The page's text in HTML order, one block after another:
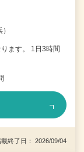
ます。 1日3時間
終了日： 2026/09/04